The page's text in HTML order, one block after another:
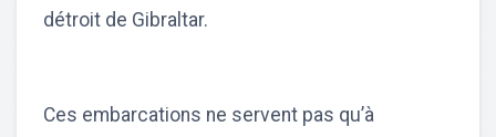
détroit de Gibraltar.
Ces embarcations ne servent pas qu’à